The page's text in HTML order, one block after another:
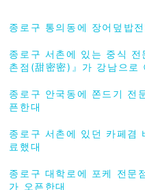
종로구 통의동에 장어덮밥
종로구 서촌에 있는 중식
촌점(甜密密)』가 강남으로
종로구 안국동에 쫀드기 전
픈한대
종로구 서촌에 있던 카페겸
료했대
종로구 대학로에 포케 전문
가 오픈한대